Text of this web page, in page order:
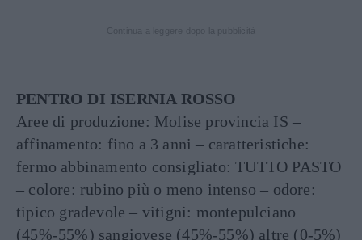
PENTRO DI ISERNIA ROSSO
Aree di produzione: Molise provincia IS –
affinamento: fino a 3 anni – caratteristiche:
fermo abbinamento consigliato: TUTTO PASTO
– colore: rubino più o meno intenso – odore:
tipico gradevole – vitigni: montepulciano
(45%-55%) sangiovese (45%-55%) altre (0-5%)